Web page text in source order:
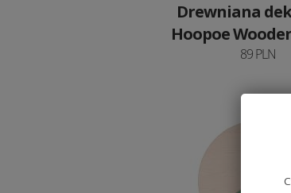
Drewniana
Hoopoe
89 PLN